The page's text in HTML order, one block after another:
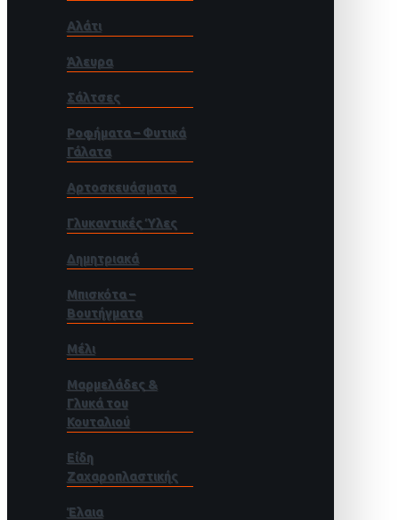
Αλάτι
Άλευρα
Σάλτσες
Ροφήματα – Φυτικά
Γάλατα
Αρτοσκευάσματα
Γλυκαντικές Ύλες
Δημητριακά
Μπισκότα –
Βουτήγματα
Μέλι
Μαρμελάδες &
Γλυκά του
Κουταλιού
Είδη
Ζαχαροπλαστικής
Έλαια